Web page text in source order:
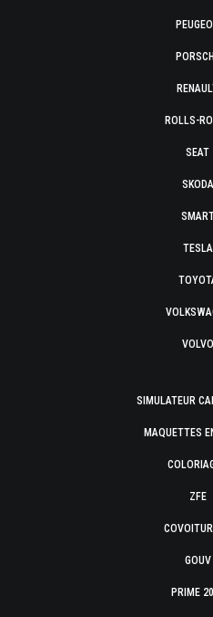
ROLLS-
SEAT
SKODA
TESLA
VOLVO
SIMULATEUR
MAQUETTES
ZFE
GOUV
PRIME